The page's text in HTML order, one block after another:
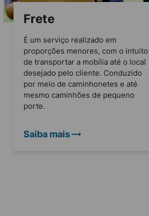
Frete
É um serviço realizado em
proporções menores, com o intuito
de transportar a mobília até o local
desejado pelo cliente. Conduzido
por meio de caminhonetes e até
mesmo caminhões de pequeno
porte.
Saiba mais